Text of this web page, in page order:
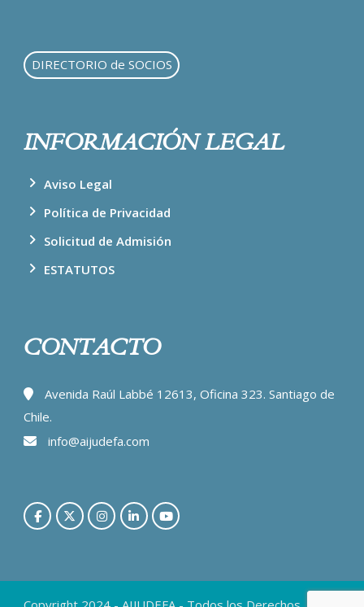
DIRECTORIO de SOCIOS
INFORMACIÓN LEGAL
Aviso Legal
Política de Privacidad
Solicitud de Admisión
ESTATUTOS
CONTACTO
Avenida Raúl Labbé 12613, Oficina 323. Santiago de
Chile.
info@aijudefa.com